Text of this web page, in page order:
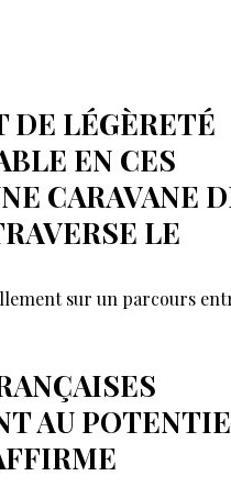
DE LÉGÈRETÉ
EN CES
CARAVANE
LE
sur un parcours
AU